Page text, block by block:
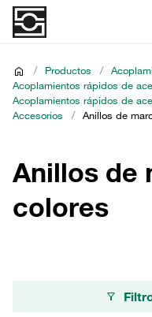
/ Productos /
Acoplamientos rápidos de
Acoplamientos rápidos de
Accesorios
/ Anillos de
Anillos de
colores